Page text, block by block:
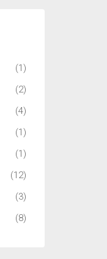
(1)
(2)
(4)
(1)
(1)
(12)
(3)
(8)